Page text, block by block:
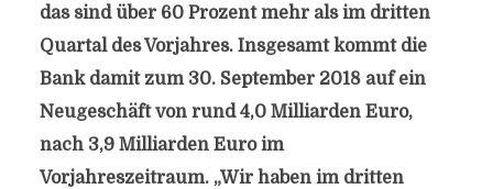
das sind über 60 Prozent mehr als im dritten
Quartal des Vorjahres. Insgesamt kommt die
Bank damit zum 30. September 2018 auf ein
Neugeschäft von rund 4,0 Milliarden Euro,
nach 3,9 Milliarden Euro im
Vorjahreszeitraum. „Wir haben im dritten